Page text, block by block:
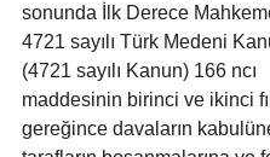
sonunda İlk Derece
4721 sayılı Türk Medeni
(4721 sayılı Kanun) 166 ncı
maddesinin birinci ve ikinci
gereğince davaların